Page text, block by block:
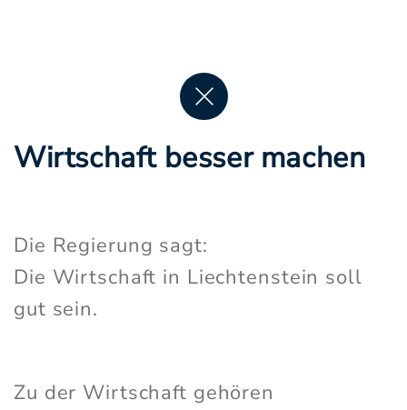
Wirtschaft besser machen
Die Regierung sagt:
Die Wirtschaft in Liechtenstein soll
gut sein.
Zu der Wirtschaft gehören